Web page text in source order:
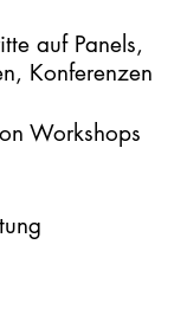
auf Panels,
Konferenzen
Workshops